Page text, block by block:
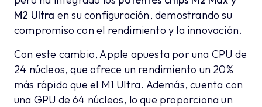
M2 Ultra en su configuración, demostrando su
compromiso con el rendimiento y la innovación.
Con este cambio, Apple apuesta por una CPU de
24 núcleos, que ofrece un rendimiento un 20%
más rápido que el M1 Ultra. Además, cuenta con
una GPU de 64 núcleos, lo que proporciona un